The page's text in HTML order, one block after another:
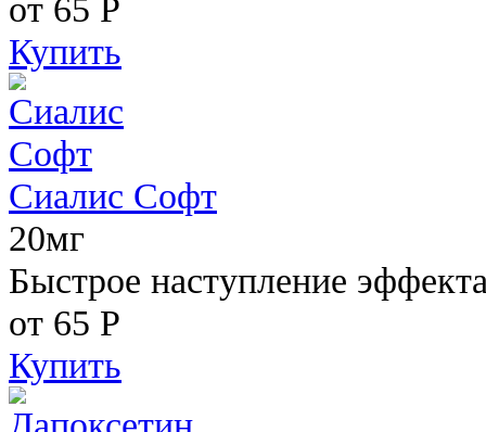
Купить
Сиалис Софт
20мг
Быстрое наступление
от 65 Р
Купить